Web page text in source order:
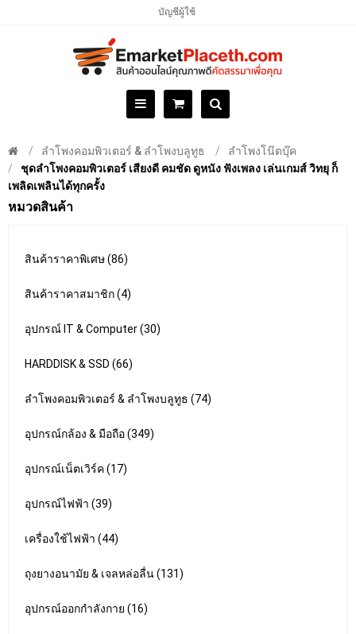
บัญชีผู้ใช้
ลำโพงคอมพิวเตอร์ & ลำโพงบลูทูธ
ลำโพงโน๊ตบุ๊ค
ชุดลำโพงคอมพิวเตอร์ เสียงดี คมชัด ดูหนัง ฟังเพลง เล่นเกมส์ วิทยุ ก็
เพลิดเพลินได้ทุกครั้ง
หมวดสินค้า
สินค้าราคาพิเศษ (86)
สินค้าราคาสมาชิก (4)
อุปกรณ์ IT & Computer (30)
HARDDISK & SSD (66)
ลำโพงคอมพิวเตอร์ & ลำโพงบลูทูธ (74)
อุปกรณ์กล้อง & มือถือ (349)
อุปกรณ์เน็ตเวิร์ค (17)
อุปกรณ์ไฟฟ้า (39)
เครื่องใช้ไฟฟ้า (44)
ถุงยางอนามัย & เจลหล่อลื่น (131)
อุปกรณ์ออกกำลังกาย (16)